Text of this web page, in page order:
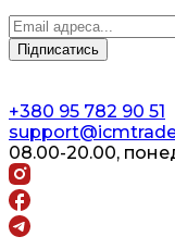
+380 95 782 90 51
08.00-20.00,